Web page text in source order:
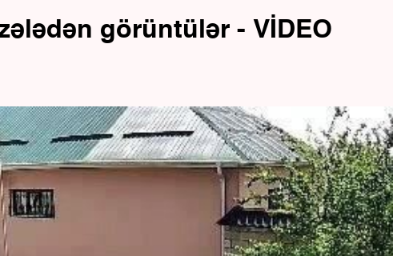
görüntülər - VİDEO